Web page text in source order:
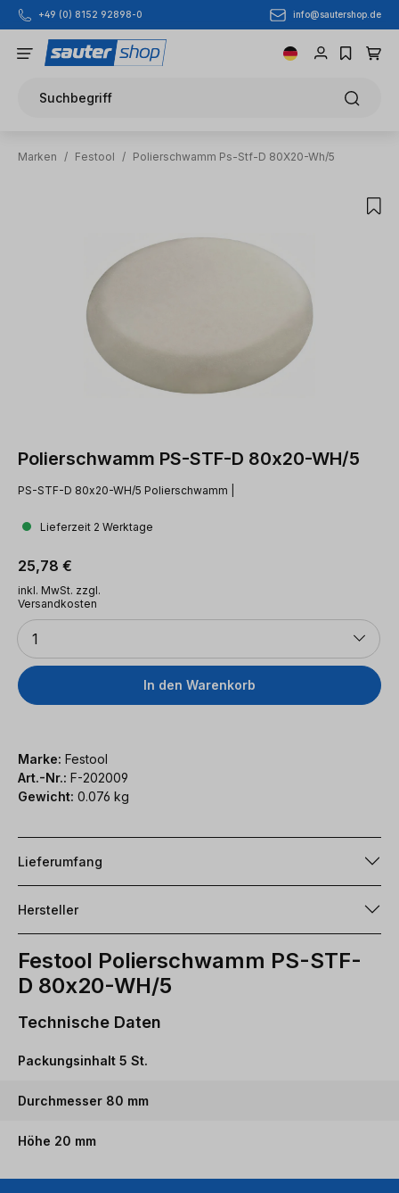
Zum Hauptinhalt springen
+49 (0) 8152 92898-0 info@sautershop.de
Suchbegriff
Marken / Festool / Polierschwamm Ps-Stf-D 80X20-Wh/5
Polierschwamm PS-STF-D 80x20-WH/5
PS-STF-D 80x20-WH/5 Polierschwamm |
Lieferzeit 2 Werktage
Regulärer Preis:
25,78 €
inkl. MwSt. zzgl.
Versandkosten
Anzahl
1
In den Warenkorb
Marke: Festool
Art.-Nr.: F-202009
Gewicht: 0.076 kg
Lieferumfang
Hersteller
Festool Polierschwamm PS-STF-
D 80x20-WH/5
Technische Daten
Packungsinhalt 5 St.
Durchmesser 80 mm
Höhe 20 mm